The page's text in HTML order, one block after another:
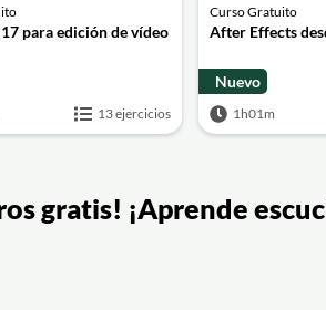
para edición de vídeo
13 ejercicios
Curso Gratuito
After Effects
Nuevo
1h01m
gratis! ¡Aprende